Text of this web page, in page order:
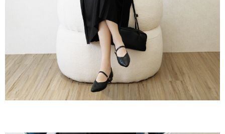
１．透過由恩沛科技股份有限公司提供之「AFTEE先享後付」服務完成之交
易，需依本服務之必要範圍內提供個人資料，並將交易相關給付款項請求債
權轉讓予恩沛科技股份有限公司。
２．關於個人資料處理事宜，請瀏覽以下網址：
https://aftee.tw/terms/#terms3
３．未成年的使用者請事先徵得法定代理人或監護人之同意方可使用
「AFTEE先享後付」，若未經同意申辦者引起之損失，本公司不負相關責
任。
４．使用「AFTEE先享後付」時，將依據個別帳號之用戶狀況，依本公司即
每筆NT$60，滿NT$800(含以上)免運費
每筆NT$255